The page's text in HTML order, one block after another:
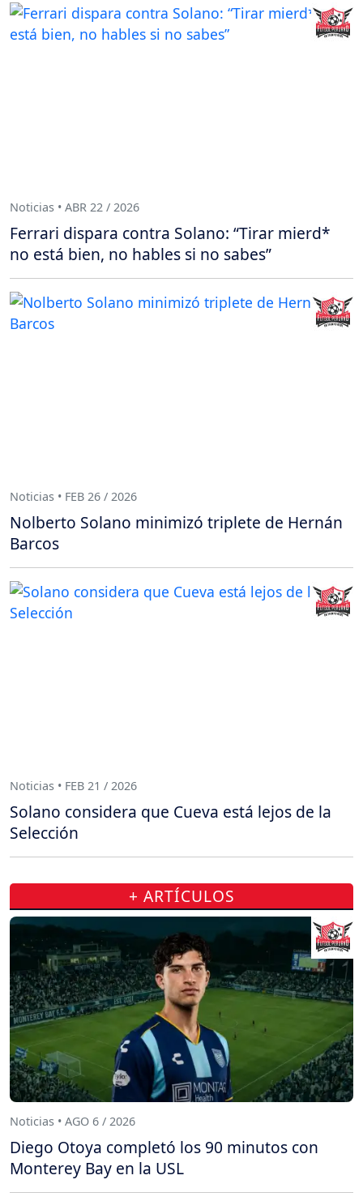
Noticias • ABR 22 / 2026
Ferrari dispara contra Solano: “Tirar mierd*
no está bien, no hables si no sabes”
Noticias • FEB 26 / 2026
Nolberto Solano minimizó triplete de Hernán
Barcos
Noticias • FEB 21 / 2026
Solano considera que Cueva está lejos de la
Selección
+ ARTÍCULOS
Noticias • AGO 6 / 2026
Diego Otoya completó los 90 minutos con
Monterey Bay en la USL